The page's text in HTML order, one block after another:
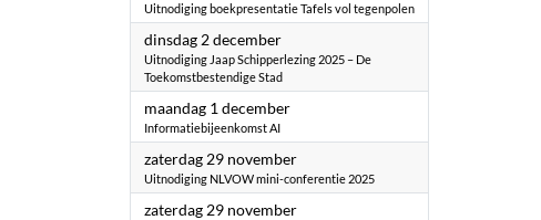
Uitnodiging boekpresentatie Tafels vol tegenpolen
dinsdag 2 december2025
Uitnodiging Jaap Schipperlezing 2025 – De
Toekomstbestendige Stad
maandag 1 december2025
Informatiebijeenkomst AI
zaterdag 29 november2025
Uitnodiging NLVOW mini-conferentie 2025
zaterdag 29 november2025